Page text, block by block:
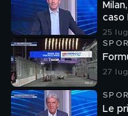
caso
25
27
Le